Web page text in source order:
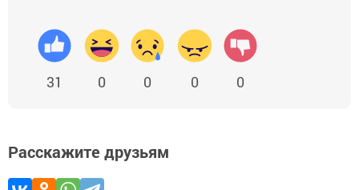
31 0 0 0 0
Расскажите друзьям